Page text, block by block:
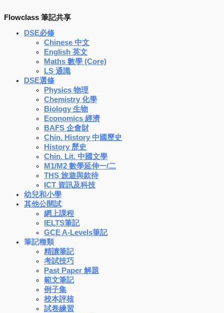
Flowclass 筆記共享
DSE必修
Chinese 中文
English 英文
Maths 數學 (Core)
LS 通識
DSE選修
Physics 物理
Chemistry 化學
Biology 生物
Economics 經濟
BAFS 企會財
Chin. History 中國歷史
History 歷史
Chin. Lit. 中國文學
M1/M2 數學延伸一/二
THS 旅遊與款待
ICT 資訊及科技
幼兒和小學
其他公開試
網上課程
IELTS筆記
GCE A-Levels筆記
筆記種類
精讀筆記
考試技巧
Past Paper 解題
範文筆記
例子集
校本評核
試卷練習